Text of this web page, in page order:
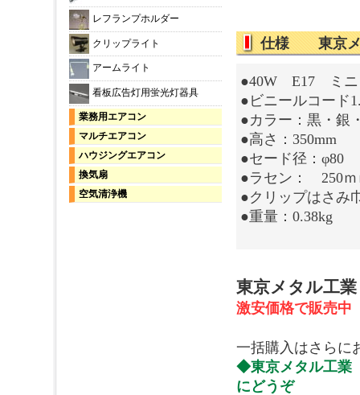
仕様 東京メ
●40W E17 ミニ
●ビニールコード
●カラー：黒・銀
●高さ：350mm
●セード径：φ80
●ラセン： 250ｍ
●クリップはさみ
●重量：0.38kg
東京メタル工
激安価格で販売中
一括購入はさら
◆東京メタル工業
にどうぞ
レフランプホルダー
クリップライト
アームライト
看板広告灯用蛍光灯器具
業務用エアコン
マルチエアコン
ハウジングエアコン
換気扇
空気清浄機